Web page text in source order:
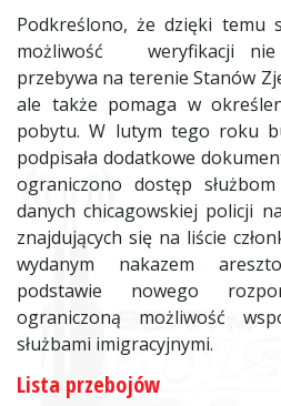
Podkreślono, że dzięki temu
możliwość weryfikacji
przebywa na terenie Stanów
ale także pomaga w
pobytu. W lutym tego roku
podpisała dodatkowe
ograniczono dostęp
danych chicagowskiej policji
znajdujących się na liście
wydanym nakazem
podstawie nowego
ograniczoną możliwość
służbami imigracyjnymi.
Lista przebojów